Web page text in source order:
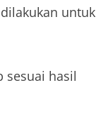
untuk
sesuai hasil